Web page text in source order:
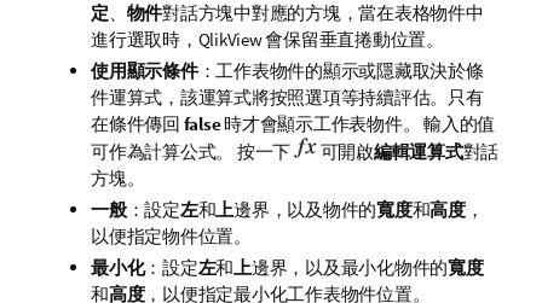
定、 物件對話方塊中對應的方塊，當在表格物件中
進行選取時，QlikView 會保留垂直捲動位置。
使用顯示條件：工作表物件的顯示或隱藏取決於條
件運算式，該運算式將按照選項等持續評估。只有
在條件傳回 false時才會顯示工作表物件。 輸入的值
可作為計算公式。 按一下
可開啟編輯運算式對話
方塊。
一般：設定左和上邊界，以及物件的寬度和高度，
以便指定物件位置。
最小化：設定左和上邊界，以及最小化物件的寬度
和高度，以便指定最小化工作表物件位置。